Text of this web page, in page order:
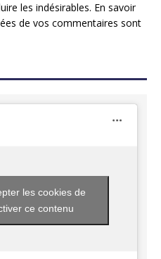
les indésirables. En savoir
de vos commentaires sont
les cookies de
ce contenu